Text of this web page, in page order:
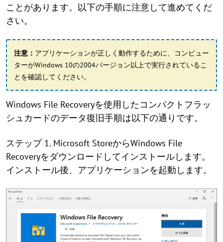
ことがあります。以下の手順に注意して進めてくだ
さい。
注意： アプリケーションが正しく動作するために、コンピュー
ターがWindows 10の2004バージョン以上で実行されているこ
とを確認してください。
Windows File Recoveryを使用したコンパクトフラッ
シュカードのデータ復旧手順は以下の通りです。
ステップ 1. Microsoft StoreからWindows File
Recoveryをダウンロードしてインストールします。
インストール後、アプリケーションを起動します。